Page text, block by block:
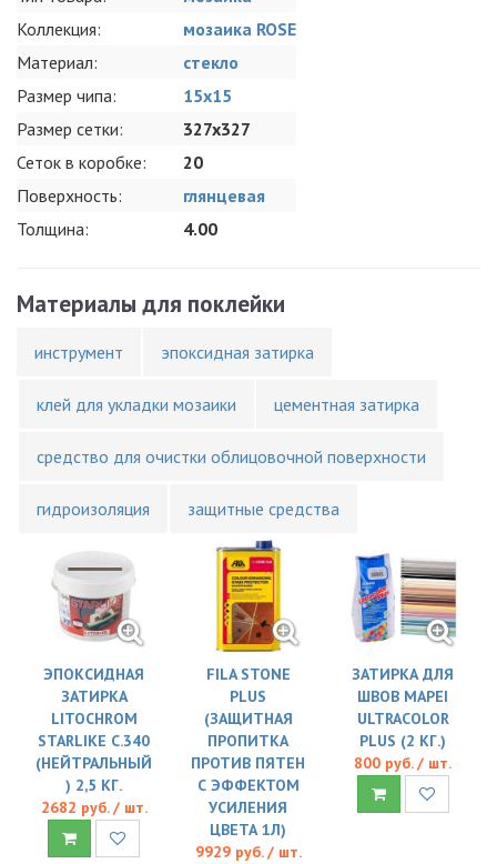
Коллекция:
мозаика ROSE
Материал:
стекло
Размер чипа:
15x15
Размер сетки:
327x327
Сеток в коробке:
20
Поверхность:
глянцевая
Толщина:
4.00
Материалы для поклейки
инструмент эпоксидная затирка
клей для укладки мозаики цементная затирка
средство для очистки облицовочной поверхности
гидроизоляция защитные средства
ЭПОКСИДНАЯ
ЗАТИРКА
LITOCHROM
STARLIKE C.340
(НЕЙТРАЛЬНЫЙ
) 2,5 КГ.
2682 руб. / шт.
FILA STONE
PLUS
(ЗАЩИТНАЯ
ПРОПИТКА
ПРОТИВ ПЯТЕН
С ЭФФЕКТОМ
УСИЛЕНИЯ
ЦВЕТА 1Л)
9929 руб. / шт.
ЗАТИРКА ДЛЯ
ШВОВ MAPEI
ULTRACOLOR
PLUS (2 КГ.)
800 руб. / шт.